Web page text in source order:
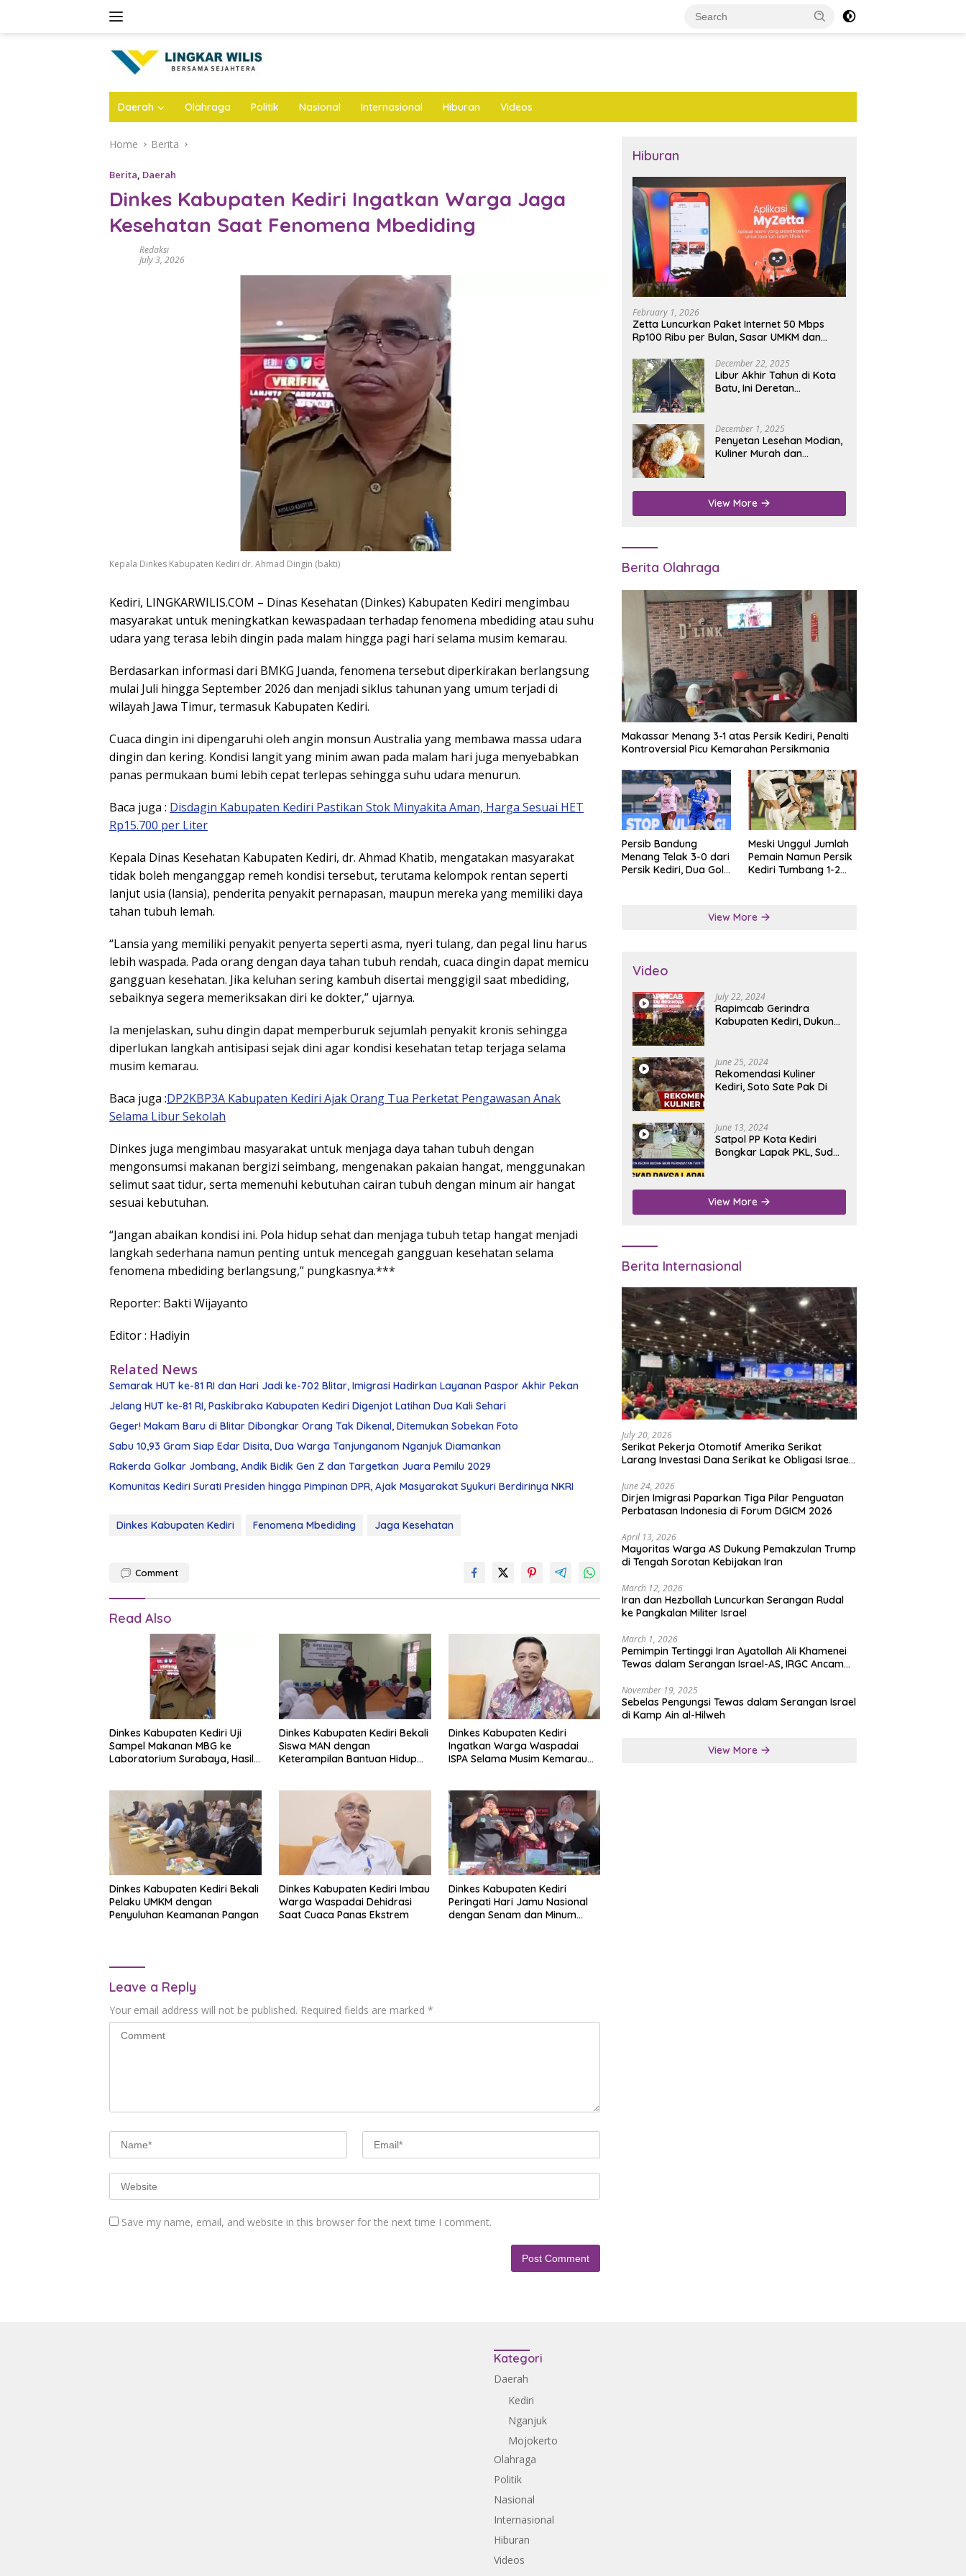
Daerah Olahraga Politik Nasional Internasional Hiburan Videos
Home Berita
Berita, Daerah
Dinkes Kabupaten Kediri Ingatkan Warga Jaga
Kesehatan Saat Fenomena Mbediding
Redaksi
July 3, 2026
Kepala Dinkes Kabupaten Kediri dr. Ahmad Dingin (bakti)
Kediri, LINGKARWILIS.COM – Dinas Kesehatan (Dinkes) Kabupaten Kediri mengimbau
masyarakat untuk meningkatkan kewaspadaan terhadap fenomena mbediding atau suhu
udara yang terasa lebih dingin pada malam hingga pagi hari selama musim kemarau.
Berdasarkan informasi dari BMKG Juanda, fenomena tersebut diperkirakan berlangsung
mulai Juli hingga September 2026 dan menjadi siklus tahunan yang umum terjadi di
wilayah Jawa Timur, termasuk Kabupaten Kediri.
Cuaca dingin ini dipengaruhi oleh angin monsun Australia yang membawa massa udara
dingin dan kering. Kondisi langit yang minim awan pada malam hari juga menyebabkan
panas permukaan bumi lebih cepat terlepas sehingga suhu udara menurun.
Baca juga : Disdagin Kabupaten Kediri Pastikan Stok Minyakita Aman, Harga Sesuai HET
Rp15.700 per Liter
Kepala Dinas Kesehatan Kabupaten Kediri, dr. Ahmad Khatib, mengatakan masyarakat
tidak boleh menganggap remeh kondisi tersebut, terutama kelompok rentan seperti
lanjut usia (lansia), penderita penyakit pernapasan, maupun mereka yang memiliki daya
tahan tubuh lemah.
“Lansia yang memiliki penyakit penyerta seperti asma, nyeri tulang, dan pegal linu harus
lebih waspada. Pada orang dengan daya tahan tubuh rendah, cuaca dingin dapat memicu
gangguan kesehatan. Jika keluhan sering kambuh disertai menggigil saat mbediding,
sebaiknya segera memeriksakan diri ke dokter,” ujarnya.
Ia menjelaskan, suhu dingin dapat memperburuk sejumlah penyakit kronis sehingga
diperlukan langkah antisipasi sejak dini agar kondisi kesehatan tetap terjaga selama
musim kemarau.
Baca juga :DP2KBP3A Kabupaten Kediri Ajak Orang Tua Perketat Pengawasan Anak
Selama Libur Sekolah
Dinkes juga mengimbau masyarakat untuk menjaga daya tahan tubuh dengan
mengonsumsi makanan bergizi seimbang, mengenakan pakaian hangat, menggunakan
selimut saat tidur, serta memenuhi kebutuhan cairan tubuh dengan minum air hangat
sesuai kebutuhan.
“Jangan abaikan kondisi ini. Pola hidup sehat dan menjaga tubuh tetap hangat menjadi
langkah sederhana namun penting untuk mencegah gangguan kesehatan selama
fenomena mbediding berlangsung,” pungkasnya.***
Reporter: Bakti Wijayanto
Editor : Hadiyin
Related News
Semarak HUT ke-81 RI dan Hari Jadi ke-702 Blitar, Imigrasi Hadirkan Layanan Paspor Akhir Pekan
Jelang HUT ke-81 RI, Paskibraka Kabupaten Kediri Digenjot Latihan Dua Kali Sehari
Geger! Makam Baru di Blitar Dibongkar Orang Tak Dikenal, Ditemukan Sobekan Foto
Sabu 10,93 Gram Siap Edar Disita, Dua Warga Tanjunganom Nganjuk Diamankan
Rakerda Golkar Jombang, Andik Bidik Gen Z dan Targetkan Juara Pemilu 2029
Komunitas Kediri Surati Presiden hingga Pimpinan DPR, Ajak Masyarakat Syukuri Berdirinya NKRI
Dinkes Kabupaten Kediri Fenomena Mbediding Jaga Kesehatan
Comment
Read Also
Dinkes Kabupaten Kediri Uji
Sampel Makanan MBG ke
Laboratorium Surabaya, Hasil
Dinkes Kabupaten Kediri Bekali
Siswa MAN dengan
Keterampilan Bantuan Hidup
Dinkes Kabupaten Kediri
Ingatkan Warga Waspadai
ISPA Selama Musim Kemarau
Dinkes Kabupaten Kediri Bekali
Pelaku UMKM dengan
Penyuluhan Keamanan Pangan
Dinkes Kabupaten Kediri Imbau
Warga Waspadai Dehidrasi
Saat Cuaca Panas Ekstrem
Dinkes Kabupaten Kediri
Peringati Hari Jamu Nasional
dengan Senam dan Minum
Leave a Reply
Your email address will not be published. Required fields are marked *
Save my name, email, and website in this browser for the next time I comment.
Hiburan
February 1, 2026
Zetta Luncurkan Paket Internet 50 Mbps
Rp100 Ribu per Bulan, Sasar UMKM dan
December 22, 2025
Libur Akhir Tahun di Kota
Batu, Ini Deretan
December 1, 2025
Penyetan Lesehan Modian,
Kuliner Murah dan
Nganjuk
View More
Berita Olahraga
Makassar Menang 3-1 atas Persik Kediri, Penalti
Kontroversial Picu Kemarahan Persikmania
Persib Bandung
Menang Telak 3-0 dari
Persik Kediri, Dua Gol
Meski Unggul Jumlah
Pemain Namun Persik
Kediri Tumbang 1-2
View More
Video
July 22, 2024
Rapimcab Gerindra
Kabupaten Kediri, Dukung
June 25, 2024
Rekomendasi Kuliner
Kediri, Soto Sate Pak Di
June 13, 2024
Satpol PP Kota Kediri
Bongkar Lapak PKL, Sudah
View More
Berita Internasional
July 20, 2026
Serikat Pekerja Otomotif Amerika Serikat
Larang Investasi Dana Serikat ke Obligasi Israel,
June 24, 2026
Dirjen Imigrasi Paparkan Tiga Pilar Penguatan
Perbatasan Indonesia di Forum DGICM 2026
April 13, 2026
Mayoritas Warga AS Dukung Pemakzulan Trump
di Tengah Sorotan Kebijakan Iran
March 12, 2026
Iran dan Hezbollah Luncurkan Serangan Rudal
ke Pangkalan Militer Israel
March 1, 2026
Pemimpin Tertinggi Iran Ayatollah Ali Khamenei
Tewas dalam Serangan Israel-AS, IRGC Ancam
November 19, 2025
Sebelas Pengungsi Tewas dalam Serangan Israel
di Kamp Ain al-Hilweh
View More
Kategori
Daerah
Kediri
Nganjuk
Mojokerto
Olahraga
Politik
Nasional
Internasional
Hiburan
Videos